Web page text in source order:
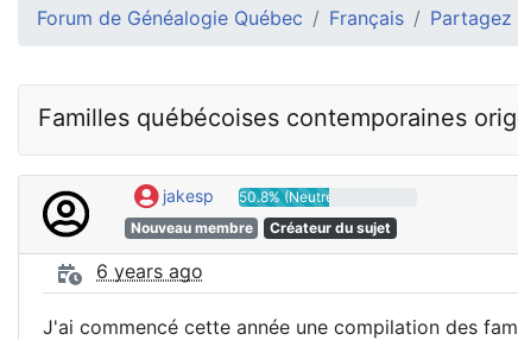
Forum de Généalogie Québec Français
Familles québécoises contemporaines
jakesp
50.8% (Neutre)
Nouveau membre
Créateur du sujet
6 years ago
J'ai commencé cette année une compilation des